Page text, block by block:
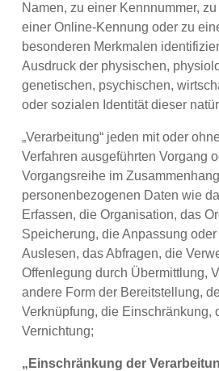
Namen, zu einer Kennnummer,
einer Online-Kennung oder zu
besonderen Merkmalen
Ausdruck der physischen,
genetischen, psychischen,
oder sozialen Identität dieser
„Verarbeitung“ jeden mit oder
Verfahren ausgeführten Vorgang
Vorgangsreihe im
personenbezogenen Daten wie
Erfassen, die Organisation, das
Speicherung, die Anpassung
Auslesen, das Abfragen, die
Offenlegung durch Übermittlung,
andere Form der Bereitstellung,
Verknüpfung, die Einschränkung,
Vernichtung;
„Einschränkung der